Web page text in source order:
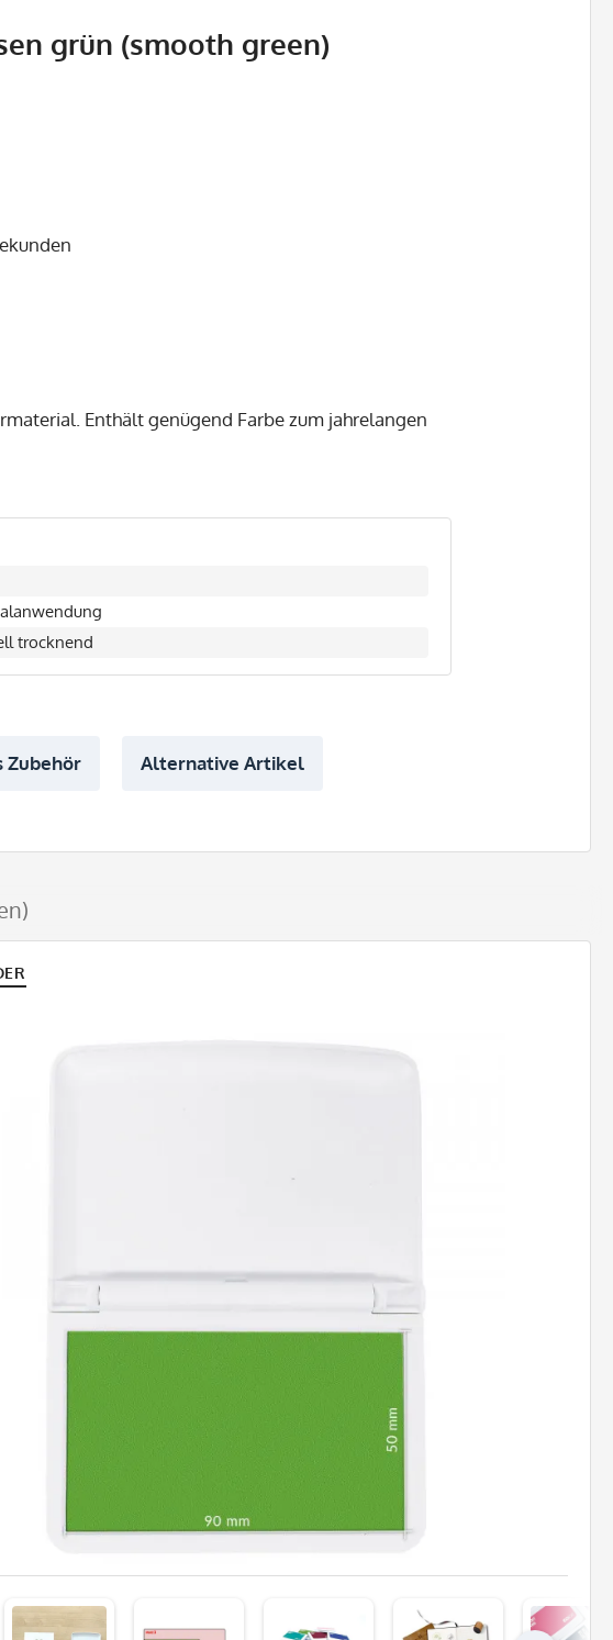
grün (smooth green)
Enthält genügend Farbe zum jahrelangen
trocknend
Zubehör Alternative Artikel